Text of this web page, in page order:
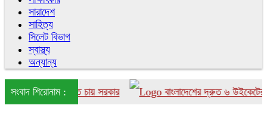
সারাদেশ
সাহিত্য
সিলেট বিভাগ
স্বাস্থ্য
অন্যান্য
সংবাদ শিরোনাম :
আনতে চায় সরকার বাংলাদেশের দ্রুত ৬ উইকেটের পতন